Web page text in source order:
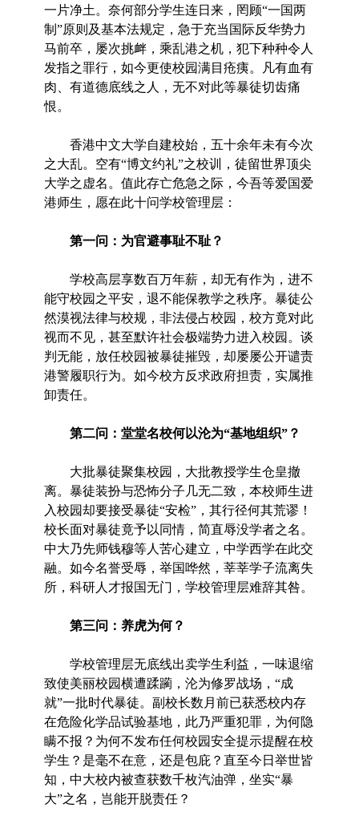
一片净土。奈何部分学生连日来，罔顾“一国两
制”原则及基本法规定，急于充当国际反华势力
马前卒，屡次挑衅，乘乱港之机，犯下种种令人
发指之罪行，如今更使校园满目疮痍。凡有血有
肉、有道德底线之人，无不对此等暴徒切齿痛
恨。
香港中文大学自建校始，五十余年未有今次
之大乱。空有“博文约礼”之校训，徒留世界顶尖
大学之虚名。值此存亡危急之际，今吾等爱国爱
港师生，愿在此十问学校管理层：
第一问：为官避事耻不耻？
学校高层享数百万年薪，却无有作为，进不
能守校园之平安，退不能保教学之秩序。暴徒公
然漠视法律与校规，非法侵占校园，校方竟对此
视而不见，甚至默许社会极端势力进入校园。谈
判无能，放任校园被暴徒摧毁，却屡屡公开谴责
港警履职行为。如今校方反求政府担责，实属推
卸责任。
第二问：堂堂名校何以沦为“基地组织”？
大批暴徒聚集校园，大批教授学生仓皇撤
离。暴徒装扮与恐怖分子几无二致，本校师生进
入校园却要接受暴徒“安检”，其行径何其荒谬！
校长面对暴徒竟予以同情，简直辱没学者之名。
中大乃先师钱穆等人苦心建立，中学西学在此交
融。如今名誉受辱，举国哗然，莘莘学子流离失
所，科研人才报国无门，学校管理层难辞其咎。
第三问：养虎为何？
学校管理层无底线出卖学生利益，一味退缩
致使美丽校园横遭蹂躏，沦为修罗战场，“成
就”一批时代暴徒。副校长数月前已获悉校内存
在危险化学品试验基地，此乃严重犯罪，为何隐
瞒不报？为何不发布任何校园安全提示提醒在校
学生？是毫不在意，还是包庇？直至今日举世皆
知，中大校内被查获数千枚汽油弹，坐实“暴
大”之名，岂能开脱责任？